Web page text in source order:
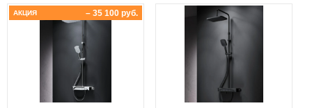
– 35 100 руб.
АКЦИЯ